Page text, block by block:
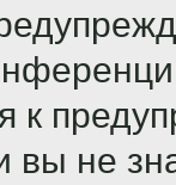
к
не